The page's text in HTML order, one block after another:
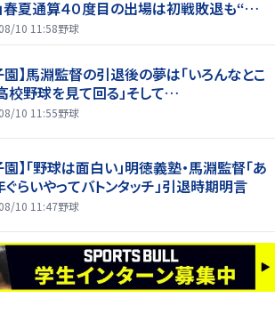
春夏通算４０度目の出場は初戦敗退も“馬
炸裂
10 11:58野球
園】馬淵監督の引退後の夢は「いろんなとこ
校野球を見て回る」そして…
10 11:55野球
園】「野球は面白い」明徳義塾・馬淵監督「あ
ぐらいやってバトンタッチ」引退時期明言
10 11:47野球